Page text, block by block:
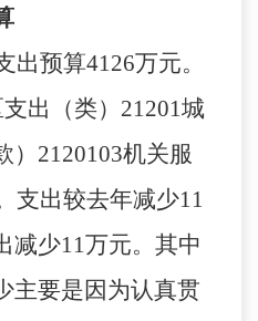
出预算4126万元。
出（类）21201城
）2120103机关服
支出较去年减少11
减少11万元。其中
主要是因为认真贯